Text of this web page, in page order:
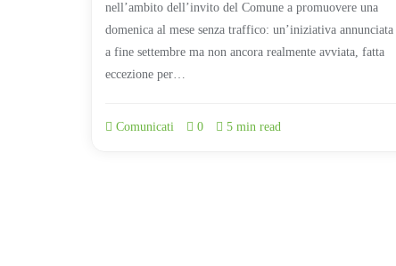
nell’ambito dell’invito del Comune a promuovere una
domenica al mese senza traffico: un’iniziativa annunciata
a fine settembre ma non ancora realmente avviata, fatta
eccezione per…
Comunicati 0 5 min read